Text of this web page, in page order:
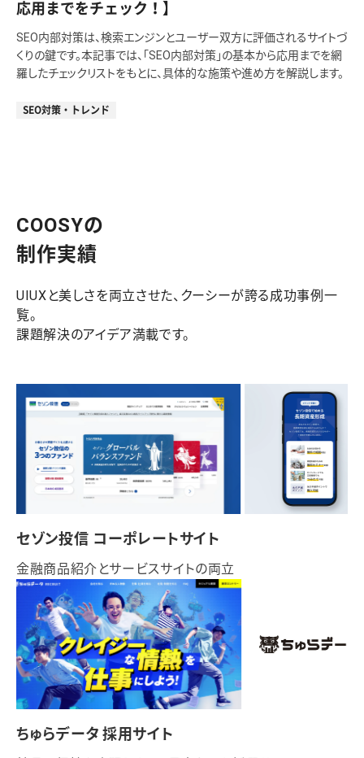
応用までをチェック！】
SEO内部対策は、検索エンジンとユーザー双方に評価されるサイトづ
くりの鍵です。本記事では、「SEO内部対策」の基本から応用までを網
羅したチェックリストをもとに、具体的な施策や進め方を解説します。
SEO対策・トレンド
COOSYの
制作実績
UIUXと美しさを両立させた、クーシーが誇る成功事例一
覧。
課題解決のアイデア満載です。
セゾン投信 コーポレートサイト
金融商品紹介とサービスサイトの両立
ちゅらデータ 採用サイト